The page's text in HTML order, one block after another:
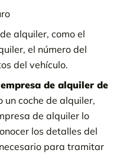
alquiler, como el
el número del
del vehículo.
de alquiler de
coche de alquiler,
de alquiler lo
los detalles del
para tramitar